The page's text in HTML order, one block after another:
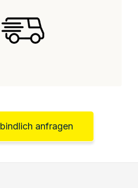
anfragen